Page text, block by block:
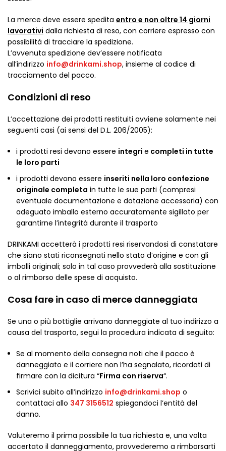
La merce deve essere spedita entro e non oltre 14 giorni
lavorativi dalla richiesta di reso, con corriere espresso con
possibilità di tracciare la spedizione.
L’avvenuta spedizione dev’essere notificata
all’indirizzo info@drinkami.shop, insieme al codice di
tracciamento del pacco.
Condizioni di reso
L’accettazione dei prodotti restituiti avviene solamente nei
seguenti casi (ai sensi del D.L. 206/2005):
i prodotti resi devono essere integri e completi in tutte
le loro parti
i prodotti devono essere inseriti nella loro confezione
originale completa in tutte le sue parti (compresi
eventuale documentazione e dotazione accessoria) con
adeguato imballo esterno accuratamente sigillato per
garantirne l’integrità durante il trasporto
DRINKAMI accetterà i prodotti resi riservandosi di constatare
che siano stati riconsegnati nello stato d’origine e con gli
imballi originali; solo in tal caso provvederà alla sostituzione
o al rimborso delle spese di acquisto.
Cosa fare in caso di merce danneggiata
Se una o più bottiglie arrivano danneggiate al tuo indirizzo a
causa del trasporto, segui la procedura indicata di seguito:
Se al momento della consegna noti che il pacco è
danneggiato e il corriere non l’ha segnalato, ricordati di
firmare con la dicitura “Firma con riserva“.
Scrivici subito all’indirizzo info@drinkami.shop o
contattaci allo 347 3156512 spiegandoci l’entità del
danno.
Valuteremo il prima possibile la tua richiesta e, una volta
accertato il danneggiamento, provvederemo a rimborsarti